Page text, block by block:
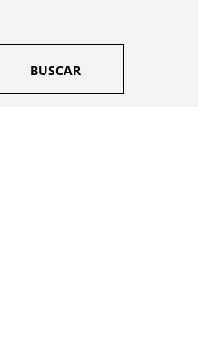
BUSCAR